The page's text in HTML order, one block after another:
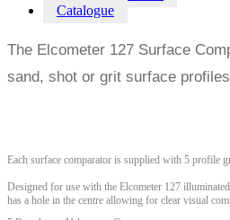
Catalogue
The Elcometer 127 Surface
sand, shot or grit surface
Each surface comparator is supplied with 5 profile
Designed for use with the Elcometer 127
has a hole in the centre allowing for clear visual